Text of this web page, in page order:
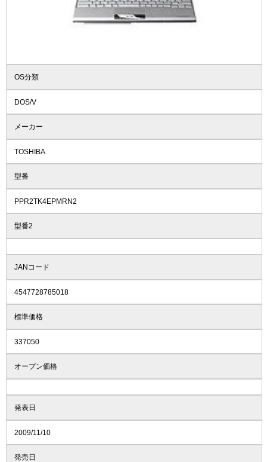
OS分類
DOS/V
メーカー
TOSHIBA
型番
PPR2TK4EPMRN2
型番2
JANコード
4547728785018
標準価格
337050
オープン価格
発表日
2009/11/10
発売日